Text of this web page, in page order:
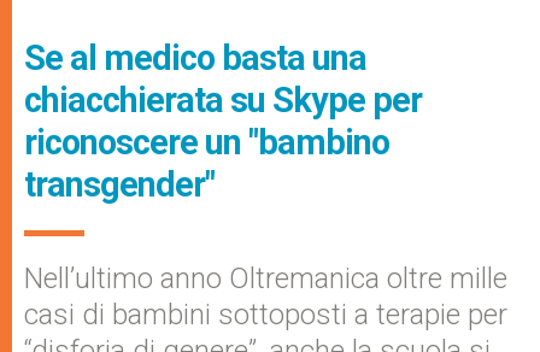
Se al medico basta una
chiacchierata su Skype per
riconoscere un "bambino
transgender"
Nell’ultimo anno Oltremanica oltre mille
casi di bambini sottoposti a terapie per